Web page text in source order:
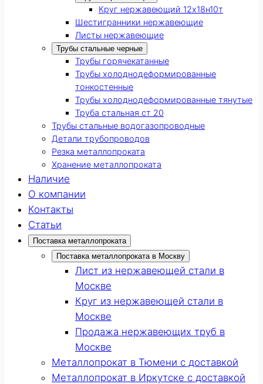
Круг нержавеющий 12х18н10т
Шестигранники нержавеющие
Листы нержавеющие
Трубы стальные черные
Трубы горячекатанные
Трубы холоднодеформированные
тонкостенные
Трубы холоднодеформированные тянутые
Труба стальная ст 20
Трубы стальные водогазопроводные
Детали трубопроводов
Резка металлопроката
Хранение металлопроката
Наличие
О компании
Контакты
Статьи
Поставка металлопроката
Поставка металлопроката в Москву
Лист из нержавеющей стали в
Москве
Круг из нержавеющей стали в
Москве
Продажа нержавеющих труб в
Москве
Металлопрокат в Тюмени с доставкой
Металлопрокат в Иркутске с доставкой